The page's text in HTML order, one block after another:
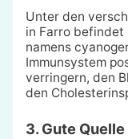
Unter den
in Farro befindet
namens
Immunsystem
verringern, den
den
3. Gute